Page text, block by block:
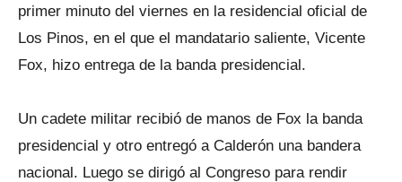
primer minuto del viernes en la residencial oficial de
Los Pinos, en el que el mandatario saliente, Vicente
Fox, hizo entrega de la banda presidencial.
Un cadete militar recibió de manos de Fox la banda
presidencial y otro entregó a Calderón una bandera
nacional. Luego se dirigó al Congreso para rendir